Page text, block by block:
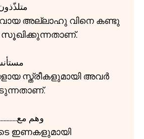
അല്ലാഹു വിനെ കണ്ടു
സ്ത്രീകളുമായി അവർ
وهم
ഇണകളുമായി